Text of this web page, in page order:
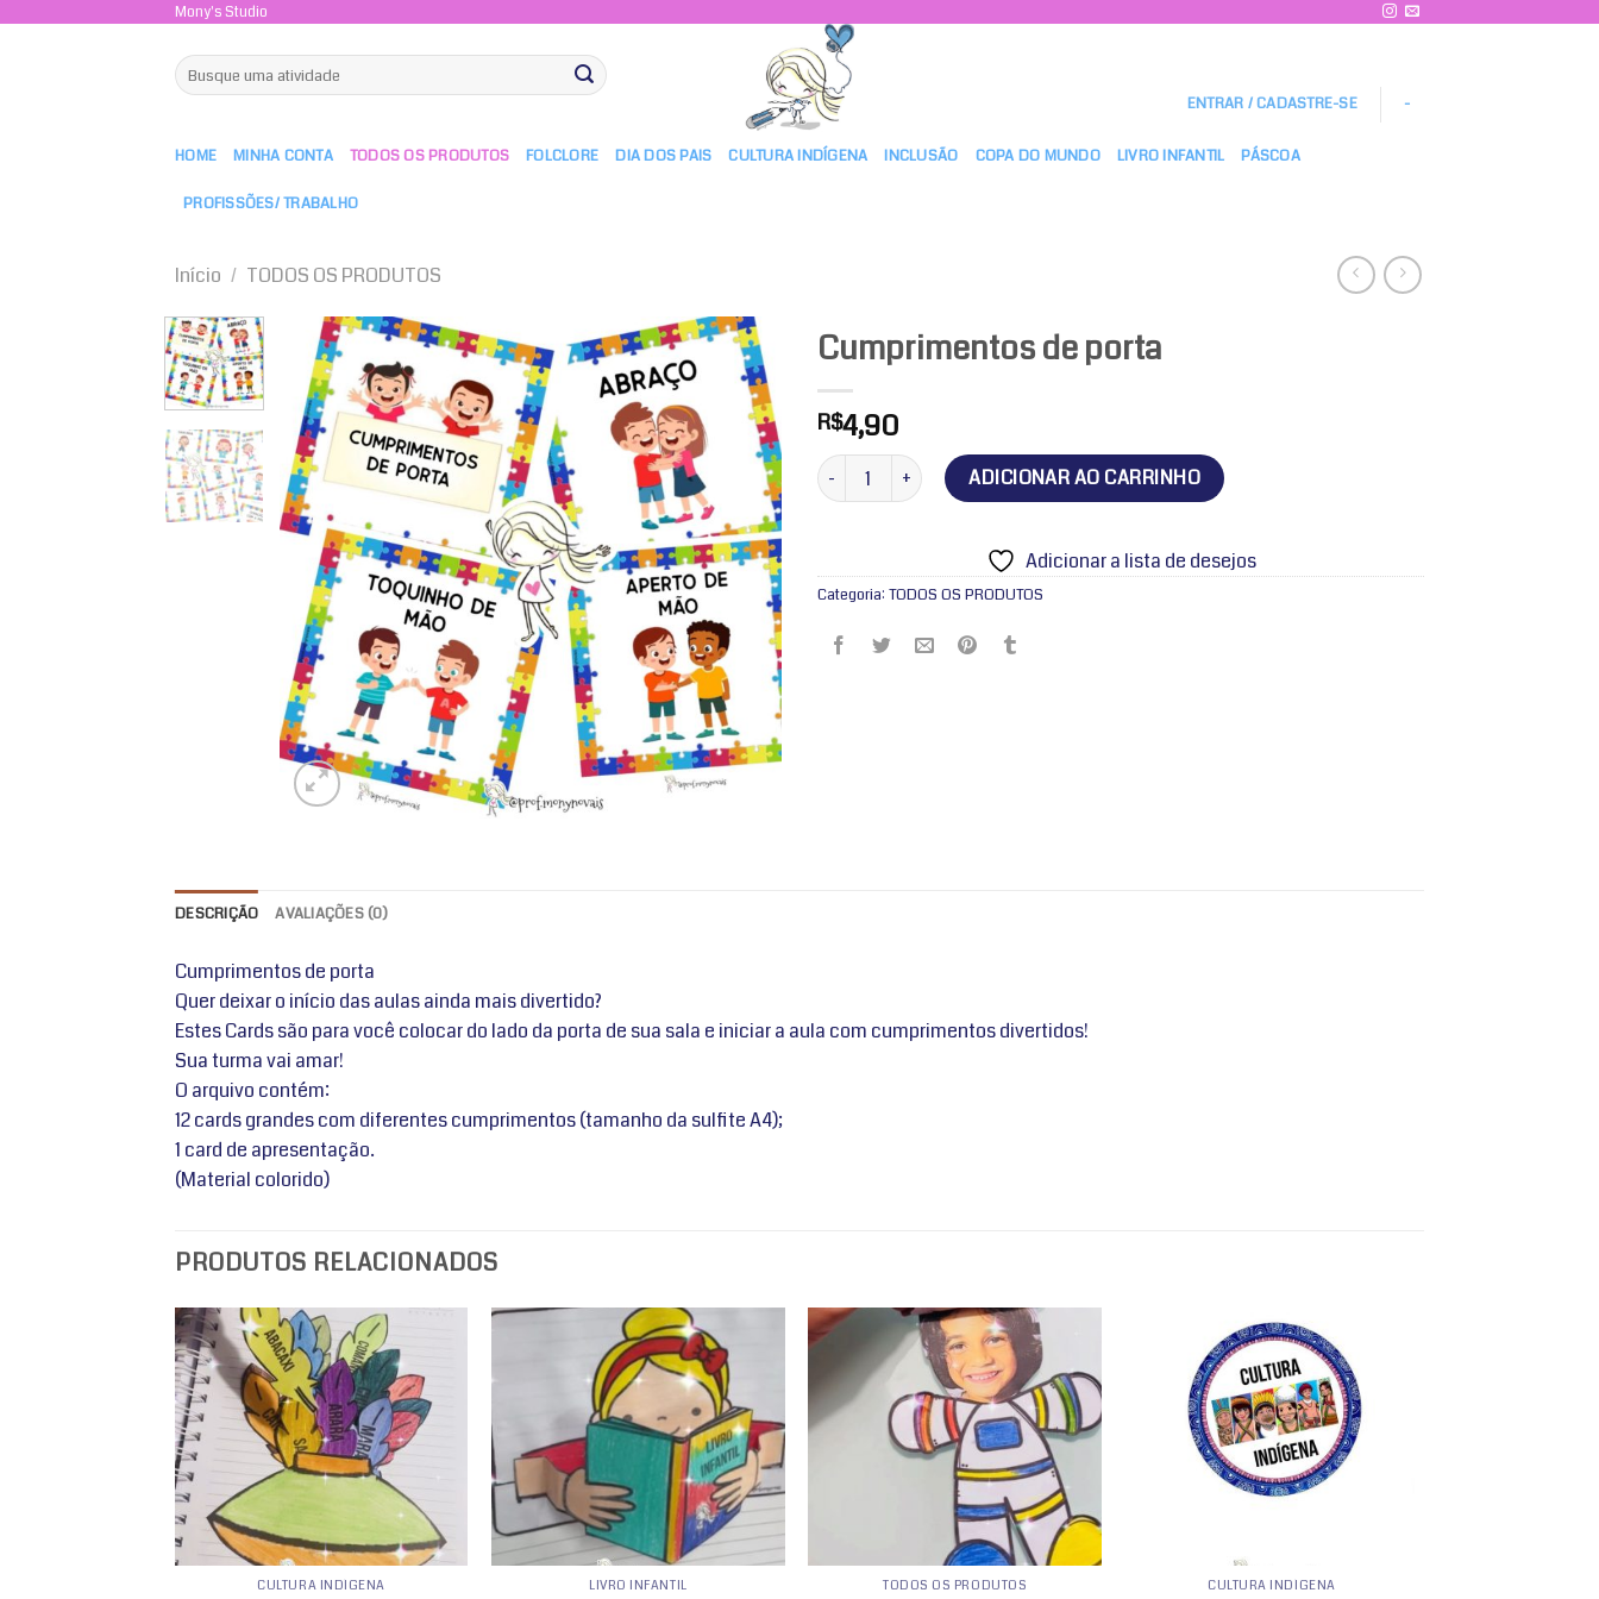
Mony's Studio
Pesquisar
por:
ENTRAR / CADASTRE-SE -
HOME MINHA CONTA TODOS OS PRODUTOS FOLCLORE DIA DOS PAIS CULTURA INDÍGENA INCLUSÃO COPA DO MUNDO LIVRO INFANTIL PÁSCOA
PROFISSÕES/ TRABALHO
Início / TODOS OS PRODUTOS
Adicionar
a lista de
desejos
Cumprimentos de porta
R$4,90
Cumprimentos de porta quantidadeADICIONAR AO CARRINHO
Adicionar a lista de desejos
Categoria: TODOS OS PRODUTOS
DESCRIÇÃO AVALIAÇÕES (0)
Cumprimentos de porta
Quer deixar o início das aulas ainda mais divertido?
Estes Cards são para você colocar do lado da porta de sua sala e iniciar a aula com cumprimentos divertidos!
Sua turma vai amar!
O arquivo contém:
12 cards grandes com diferentes cumprimentos (tamanho da sulfite A4);
1 card de apresentação.
(Material colorido)
PRODUTOS RELACIONADOS
Adicionar
a lista de
desejos
CULTURA INDÍGENA
Adicionar
a lista de
desejos
LIVRO INFANTIL
Adicionar
a lista de
desejos
TODOS OS PRODUTOS
Adicionar
a lista de
desejos
CULTURA INDÍGENA